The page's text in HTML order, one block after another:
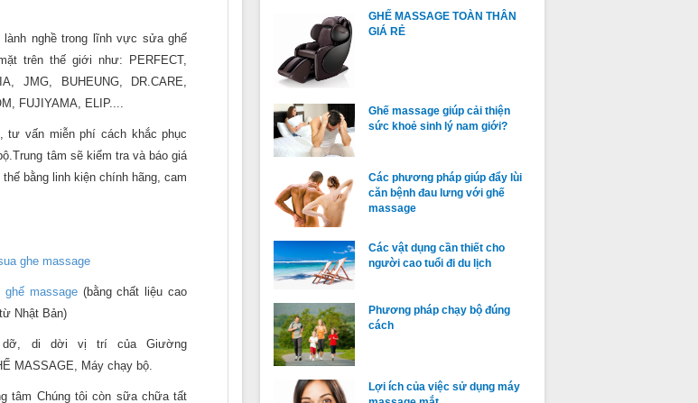
nghề trong lĩnh vực sửa ghế
trên thế giới như: PERFECT,
JMG, BUHEUNG, DR.CARE,
FUJIYAMA, ELIP....
vấn miễn phí cách khắc phục
tâm sẽ kiểm tra và báo giá
bằng linh kiện chính hãng, cam
massage(bằng chất liệu cao
Nhật Bản)
dỡ, di dời vị trí của Giường
MASSAGE, Máy chạy bộ.
tâm Chúng tôi còn sữa chữa tất
GHẾ MASSAGE TOÀN THÂN
GIÁ RẺ
Ghế massage giúp cải thiện
sức khoẻ sinh lý nam giới?
Các phương pháp giúp đẩy lùi
căn bệnh đau lưng với ghế
massage
Các vật dụng cần thiết cho
người cao tuổi đi du lịch
Phương pháp chạy bộ đúng
cách
Lợi ích của việc sử dụng máy